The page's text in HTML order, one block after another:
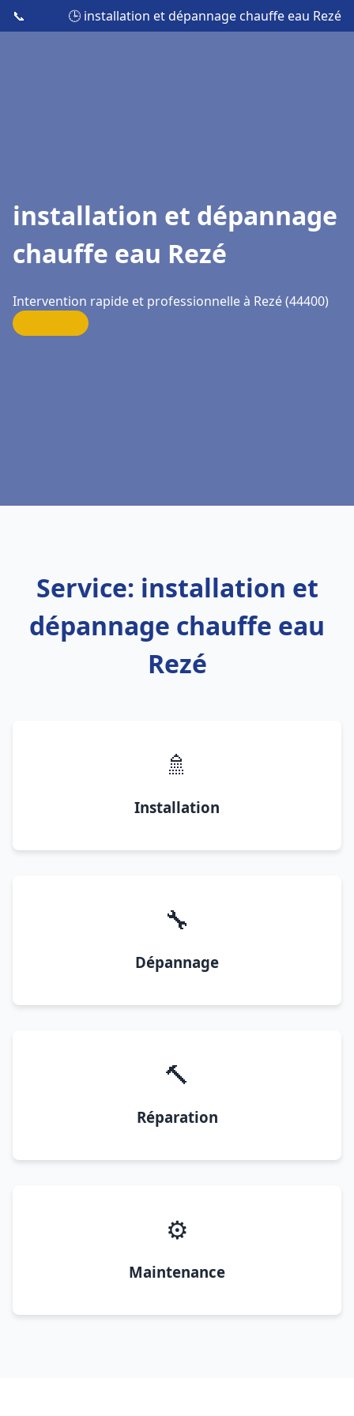
📞 🕒 installation et dépannage chauffe eau Rezé
installation et dépannage
chauffe eau Rezé
Intervention rapide et professionnelle à Rezé (44400)
Service: installation et
dépannage chauffe eau
Rezé
🚿
Installation
🔧
Dépannage
🔨
Réparation
⚙️
Maintenance